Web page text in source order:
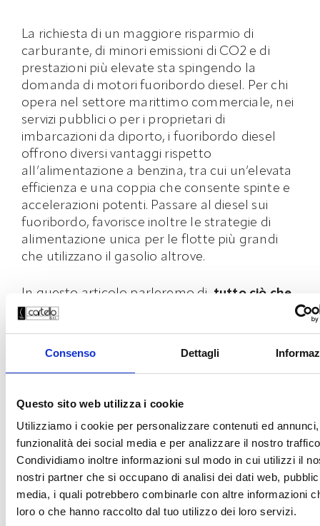
Consenso Dettagli
Questo sito web utilizza i cookie
Utilizziamo i cookie per personalizzare contenuti ed
funzionalità dei social media e per analizzare il nostro
Condividiamo inoltre informazioni sul modo in cui utilizzi il
nostri partner che si occupano di analisi dei dati web,
media, i quali potrebbero combinarle con altre informazioni
loro o che hanno raccolto dal tuo utilizzo dei loro servizi.
La richiesta di un maggiore risparmio di
carburante, di minori emissioni di CO2 e di
prestazioni più elevate sta spingendo la
domanda di motori fuoribordo diesel. Per chi
opera nel settore marittimo commerciale, nei
servizi pubblici o per i proprietari di
imbarcazioni da diporto, i fuoribordo diesel
offrono diversi vantaggi rispetto
all’alimentazione a benzina, tra cui un’elevata
efficienza e una coppia che consente spinte e
accelerazioni potenti. Passare al diesel sui
fuoribordo, favorisce inoltre le strategie di
alimentazione unica per le flotte più grandi
che utilizzano il gasolio altrove.
In questo articolo parleremo di
tutto ciò che
c’è da sapere sui motori fuoribordo diesel
MOTORE
FUORIBORDO
DIESEL?